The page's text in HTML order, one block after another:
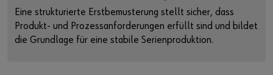
Eine strukturierte Erstbemusterung stellt sicher, dass
Produkt‑ und Prozessanforderungen erfüllt sind und bildet
die Grundlage für eine stabile Serienproduktion.